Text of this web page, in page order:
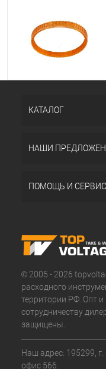
КАТАЛОГ
НАШИ
ПОМОЩЬ И
© 2005 - 2026
расходного
территории РФ. Опт
сотрудничеству
защищены.
Наш адрес: 195299,
офис 566.